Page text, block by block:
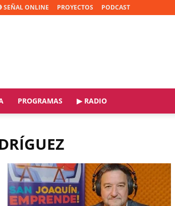
SEÑAL ONLINE PROYECTOS PODCAST
PROGRAMAS ▶ RADIO